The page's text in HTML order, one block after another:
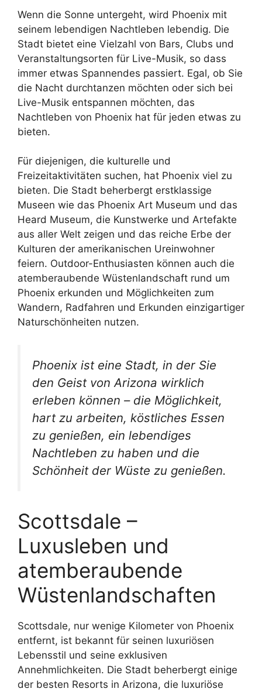
Wenn die Sonne untergeht, wird Phoenix mit
seinem lebendigen Nachtleben lebendig. Die
Stadt bietet eine Vielzahl von Bars, Clubs und
Veranstaltungsorten für Live-Musik, so dass
immer etwas Spannendes passiert. Egal, ob Sie
die Nacht durchtanzen möchten oder sich bei
Live-Musik entspannen möchten, das
Nachtleben von Phoenix hat für jeden etwas zu
bieten.
Für diejenigen, die kulturelle und
Freizeitaktivitäten suchen, hat Phoenix viel zu
bieten. Die Stadt beherbergt erstklassige
Museen wie das Phoenix Art Museum und das
Heard Museum, die Kunstwerke und Artefakte
aus aller Welt zeigen und das reiche Erbe der
Kulturen der amerikanischen Ureinwohner
feiern. Outdoor-Enthusiasten können auch die
atemberaubende Wüstenlandschaft rund um
Phoenix erkunden und Möglichkeiten zum
Wandern, Radfahren und Erkunden einzigartiger
Naturschönheiten nutzen.
Phoenix ist eine Stadt, in der Sie
den Geist von Arizona wirklich
erleben können – die Möglichkeit,
hart zu arbeiten, köstliches Essen
zu genießen, ein lebendiges
Nachtleben zu haben und die
Schönheit der Wüste zu genießen.
Scottsdale –
Luxusleben und
atemberaubende
Wüstenlandschaften
Scottsdale, nur wenige Kilometer von Phoenix
entfernt, ist bekannt für seinen luxuriösen
Lebensstil und seine exklusiven
Annehmlichkeiten. Die Stadt beherbergt einige
der besten Resorts in Arizona, die luxuriöse